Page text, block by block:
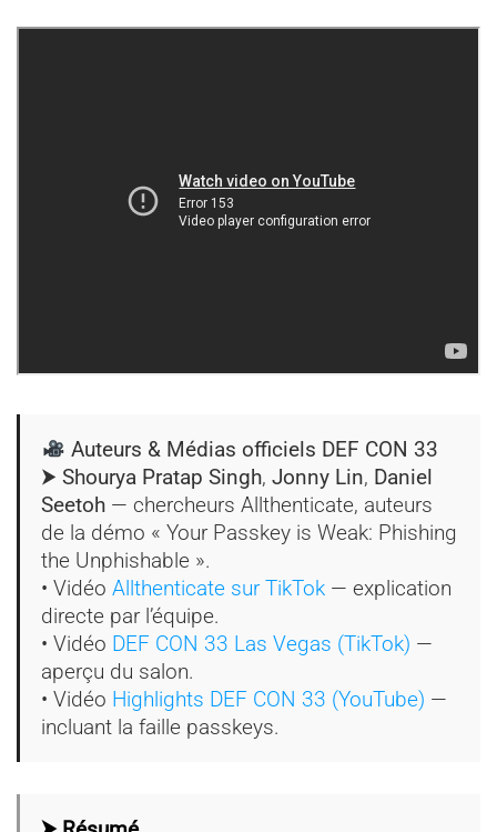
Auteurs & Médias officiels DEF CON 33
⮞ Shourya Pratap Singh,Jonny Lin, Daniel
Seetoh — chercheurs Allthenticate, auteurs
de la démo « Your Passkey is Weak: Phishing
the Unphishable ».
• VidéoAllthenticate sur TikTok — explication
directe par l’équipe.
• Vidéo DEF CON 33 Las Vegas (TikTok) —
aperçu du salon.
• Vidéo Highlights DEF CON 33 (YouTube) —
incluant la faille passkeys.